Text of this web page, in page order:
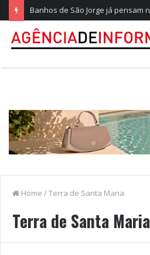
Home /Terra de Santa Maria
Terra de Santa Maria